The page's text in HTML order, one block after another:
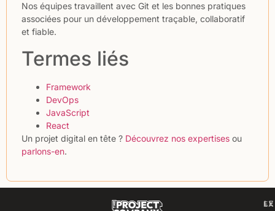
Nos équipes travaillent avec Git et les bonnes pratiques
associées pour un développement traçable, collaboratif
et fiable.
Termes liés
Framework
DevOps
JavaScript
React
Un projet digital en tête ? Découvrez nos expertises ou
parlons-en.